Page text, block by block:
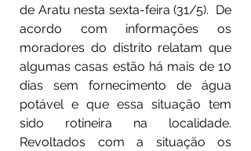
de Aratu nesta sexta-feira (31/5).  De
acordo com informações os
moradores do distrito relatam que
algumas casas estão há mais de 10
dias sem fornecimento de água
potável e que essa situação tem
sido rotineira na localidade.
Revoltados com a situação os